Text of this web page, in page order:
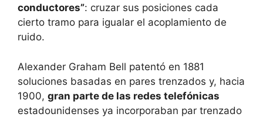
conductores”: cruzar sus posiciones cada
cierto tramo para igualar el acoplamiento de
ruido.
Alexander Graham Bell patentó en 1881
soluciones basadas en pares trenzados y, hacia
1900, gran parte de las redes telefónicas
estadounidenses ya incorporaban par trenzado